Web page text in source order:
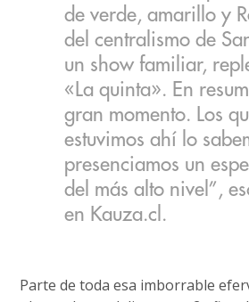
de verde, amarillo y
del centralismo de
un show familiar,
«La quinta». En
gran momento. Los
estuvimos ahí lo
presenciamos un
del más alto nivel”,
en Kauza.cl.
Parte de toda esa imborrable